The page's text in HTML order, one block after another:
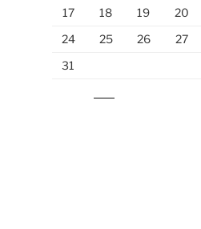
17
18 19 20
24
25 26 27
31